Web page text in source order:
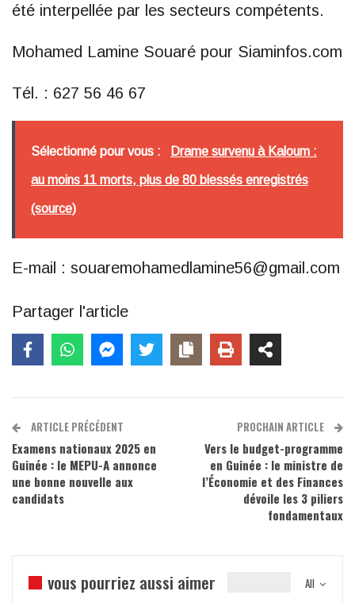
été interpellée par les secteurs compétents.
Mohamed Lamine Souaré pour Siaminfos.com
Tél. : 627 56 46 67
Sélectionné pour vous : Drame survenu à Kaloum :
au moins 11 morts, plus de 80 blessés enregistrés
(source)
E-mail : souaremohamedlamine56@gmail.com
Partager l'article
ARTICLE PRÉCÉDENT
Examens nationaux 2025 en
Guinée : le MEPU-A annonce
une bonne nouvelle aux
candidats
PROCHAIN ARTICLE
Vers le budget-programme
en Guinée : le ministre de
l’Économie et des Finances
dévoile les 3 piliers
fondamentaux
All
vous pourriez aussi aimer